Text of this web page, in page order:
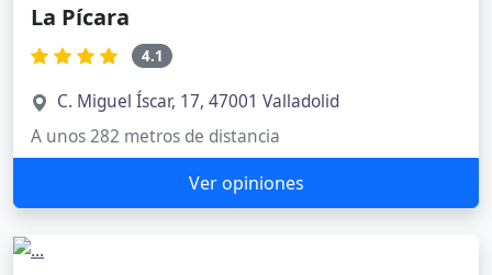
La Pícara
4.1
C. Miguel Íscar, 17, 47001 Valladolid
A unos 282 metros de distancia
Ver opiniones